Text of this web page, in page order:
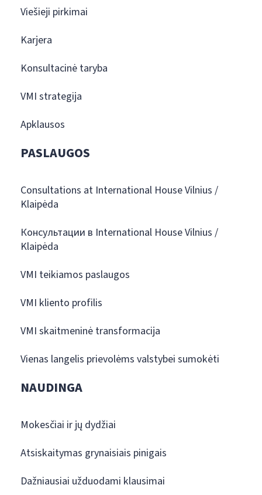
Viešieji pirkimai
Karjera
Konsultacinė taryba
VMI strategija
Apklausos
PASLAUGOS
Consultations at International House Vilnius /
Klaipėda
Консультации в International House Vilnius /
Klaipėda
VMI teikiamos paslaugos
VMI kliento profilis
VMI skaitmeninė transformacija
Vienas langelis prievolėms valstybei sumokėti
NAUDINGA
Mokesčiai ir jų dydžiai
Atsiskaitymas grynaisiais pinigais
Dažniausiai užduodami klausimai